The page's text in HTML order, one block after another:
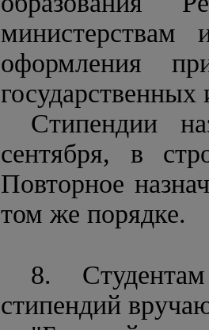
оформления
Стипендии
сентября, в
Повторное
том же порядке.
8.
стипендий